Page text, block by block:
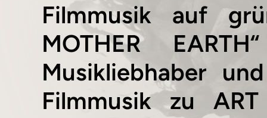
Filmmusik auf
MOTHER
Musikliebhaber
Filmmusik zu